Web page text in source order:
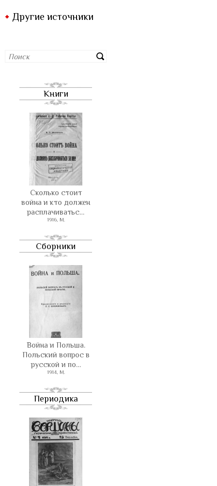
Другие источники
Книги
Сколько стоит
война и кто должен
расплачиватьс…
1916, М.
Сборники
Война и Польша.
Польский вопрос в
русской и по…
1914, М.
Периодика